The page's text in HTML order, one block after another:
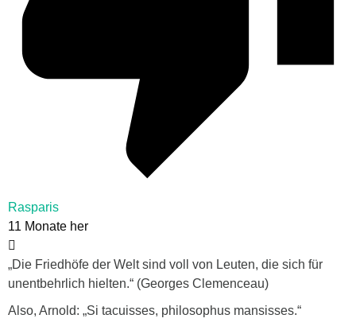
Rasparis
11 Monate her
„Die Friedhöfe der Welt sind voll von Leuten, die sich für
unentbehrlich hielten.“ (Georges Clemenceau)
Also, Arnold: „Si tacuisses, philosophus mansisses.“